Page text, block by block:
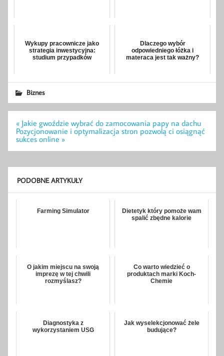
Wykupy pracownicze jako
strategia inwestycyjna:
studium przypadków
Dlaczego wybór
odpowiedniego łóżka i
materaca jest tak ważny?
Biznes
Nawigacja
wpisu
« Jakie gwoździe wybrać do zamocowania papy na dachu
Pozycjonowanie i optymalizacja stron pozwolą ci osiągnąć
sukces online »
PODOBNE ARTYKUŁY
Farming Simulator
Dietetyk który pomoże wam
spalić zbędne kalorie
O jakim miejscu na swoją
imprezę w tej chwili
rozmyślasz?
Co warto wiedzieć o
produktach marki Koch-
Chemie
Diagnostyka z
wykorzystaniem USG
Jak wyselekcjonować żele
budujące?